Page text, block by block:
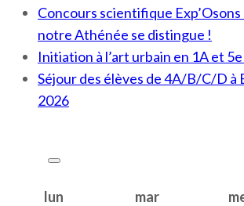
Concours scientifique Exp’Osons
notre Athénée se distingue !
Initiation à l’art urbain en 1A et
Séjour des élèves de 4A/B/C/D à
2026
lun mar